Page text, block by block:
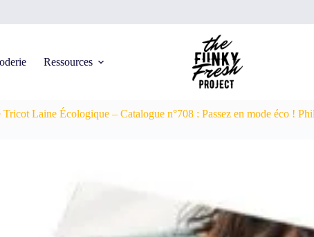
Ressources
Tricot Laine Écologique – Catalogue n°708 : Passez en mode éco !